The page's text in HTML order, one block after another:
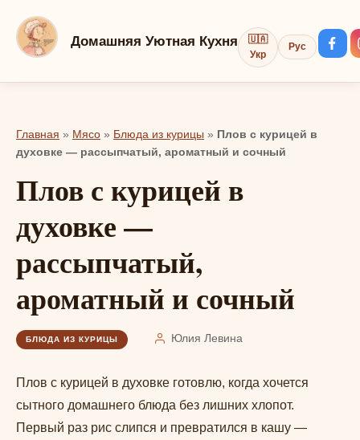
контенту
Домашняя Уютная Кухня
🇺🇦
Укр
Рус
Главная » Мясо » Блюда из курицы » Плов с курицей в
духовке — рассыпчатый, ароматный и сочный
Плов с курицей в
духовке —
рассыпчатый,
ароматный и сочный
БЛЮДА ИЗ КУРИЦЫ Юлия Левина
Плов с курицей в духовке готовлю, когда хочется
сытного домашнего блюда без лишних хлопот.
Первый раз рис слипся и превратился в кашу —